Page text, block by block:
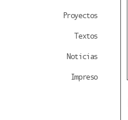
Proyectos
Textos
Noticias
Impreso